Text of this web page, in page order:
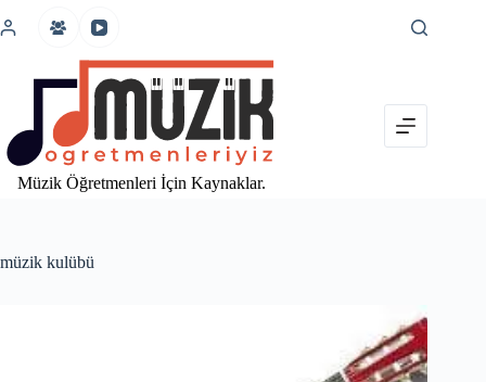
atla
Müzik Öğretmenleri İçin Kaynaklar.
müzik kulübü